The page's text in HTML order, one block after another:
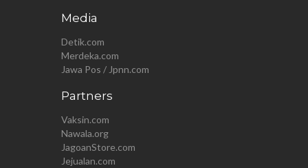
Media
Detik.com
Merdeka.com
Jawa Pos / Jpnn.com
Partners
Vaksin.com
Nawala.org
JagoanStore.com
Jejualan.com